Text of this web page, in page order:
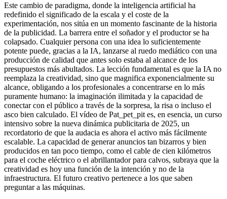
Este cambio de paradigma, donde la inteligencia artificial ha
redefinido el significado de la escala y el coste de la
experimentación, nos sitúa en un momento fascinante de la historia
de la publicidad. La barrera entre el soñador y el productor se ha
colapsado. Cualquier persona con una idea lo suficientemente
potente puede, gracias a la IA, lanzarse al ruedo mediático con una
producción de calidad que antes solo estaba al alcance de los
presupuestos más abultados. La lección fundamental es que la IA no
reemplaza la creatividad, sino que magnifica exponencialmente su
alcance, obligando a los profesionales a concentrarse en lo más
puramente humano: la imaginación ilimitada y la capacidad de
conectar con el público a través de la sorpresa, la risa o incluso el
asco bien calculado. El vídeo de Pat_pet_pit es, en esencia, un curso
intensivo sobre la nueva dinámica publicitaria de 2025, un
recordatorio de que la audacia es ahora el activo más fácilmente
escalable. La capacidad de generar anuncios tan bizarros y bien
producidos en tan poco tiempo, como el cable de cien kilómetros
para el coche eléctrico o el abrillantador para calvos, subraya que la
creatividad es hoy una función de la intención y no de la
infraestructura. El futuro creativo pertenece a los que saben
preguntar a las máquinas.